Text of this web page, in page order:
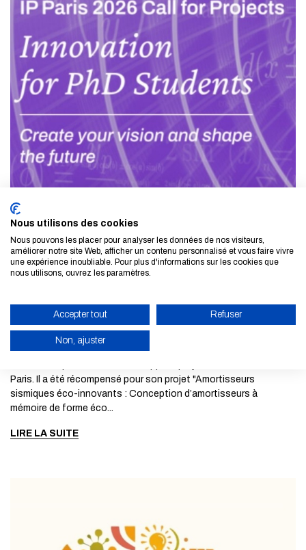
ACTIVER LE MODE ÉCO
ANNULER
LE 03 AVR. 2026
Paul Charkaluk, lauréat de l’appel à
projets Doctorants IP Paris
Paul CHARKALUK, doctorant de l'École au Laboratoire Navier,
Paris. Il a été récompensé pour son projet "Amortisseurs
sismiques éco-innovants : Conception d’amortisseurs à
mémoire de forme éco...
LIRE LA SUITE
Nous utilisons des cookies
Nous pouvons les placer pour analyser les données de nos visiteurs,
améliorer notre site Web, afficher un contenu personnalisé et vous faire vivre
une expérience inoubliable. Pour plus d'informations sur les cookies que
nous utilisons, ouvrez les paramètres.
Accepter tout Refuser
Non, ajuster